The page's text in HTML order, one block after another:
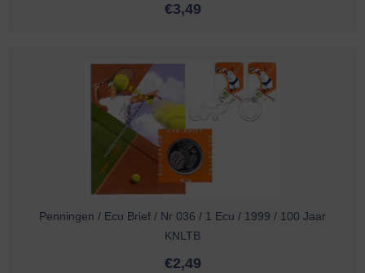
€3,49
Penningen / Ecu Brief / Nr 036 / 1 Ecu / 1999 / 100 Jaar
KNLTB
€2,49